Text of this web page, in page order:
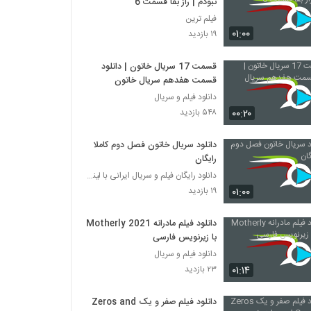
۰۱:۰۰
فیلم ترین
۱۹ بازدید
۰۰:۲۰
قسمت 17 سریال خاتون | دانلود
قسمت هفدهم سریال خاتون
دانلود فیلم و سریال
۵۴۸ بازدید
۰۱:۰۰
دانلود سریال خاتون فصل دوم کاملا
رایگان
دانلود رایگان فیلم و سریال ایرانی با لینک مستقیم
۱۹ بازدید
۰۱:۱۴
دانلود فیلم مادرانه Motherly 2021
با زیرنویس فارسی
دانلود فیلم و سریال
۲۳ بازدید
دانلود فیلم صفر و یک Zeros and